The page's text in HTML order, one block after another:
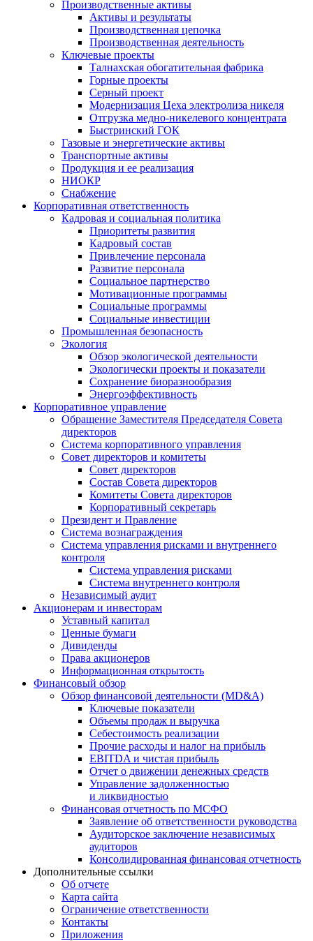
Производственные активы
Активы и результаты
Производственная цепочка
Производственная деятельность
Ключевые проекты
Талнахская обогатительная фабрика
Горные проекты
Серный проект
Модернизация Цеха электролиза никеля
Отгрузка медно-никелевого концентрата
Быстринский ГОК
Газовые и энергетические активы
Транспортные активы
Продукция и ее реализация
НИОКР
Снабжение
Корпоративная ответственность
Кадровая и социальная политика
Приоритеты развития
Кадровый состав
Привлечение персонала
Развитие персонала
Социальное партнерство
Мотивационные программы
Социальные программы
Социальные инвестиции
Промышленная безопасность
Экология
Обзор экологической деятельности
Экологически проекты и показатели
Сохранение биоразнообразия
Энергоэффективность
Корпоративное управление
Обращение Заместителя Председателя Совета
директоров
Система корпоративного управления
Совет директоров и комитеты
Совет директоров
Состав Совета директоров
Комитеты Совета директоров
Корпоративный секретарь
Президент и Правление
Система вознаграждения
Система управления рисками и внутреннего
контроля
Система управления рисками
Система внутреннего контроля
Независимый аудит
Акционерам и инвесторам
Уставный капитал
Ценные бумаги
Дивиденды
Права акционеров
Информационная открытость
Финансовый обзор
Обзор финансовой деятельности (MD&A)
Ключевые показатели
Объемы продаж и выручка
Себестоимость реализации
Прочие расходы и налог на прибыль
EBITDA и чистая прибыль
Отчет о движении денежных средств
Управление задолженностью
и ликвидностью
Финансовая отчетность по МСФО
Заявление об ответственности руководства
Аудиторское заключение независимых
аудиторов
Консолидированная финансовая отчетность
Дополнительные ссылки
Об отчете
Карта сайта
Ограничение ответственности
Контакты
Приложения